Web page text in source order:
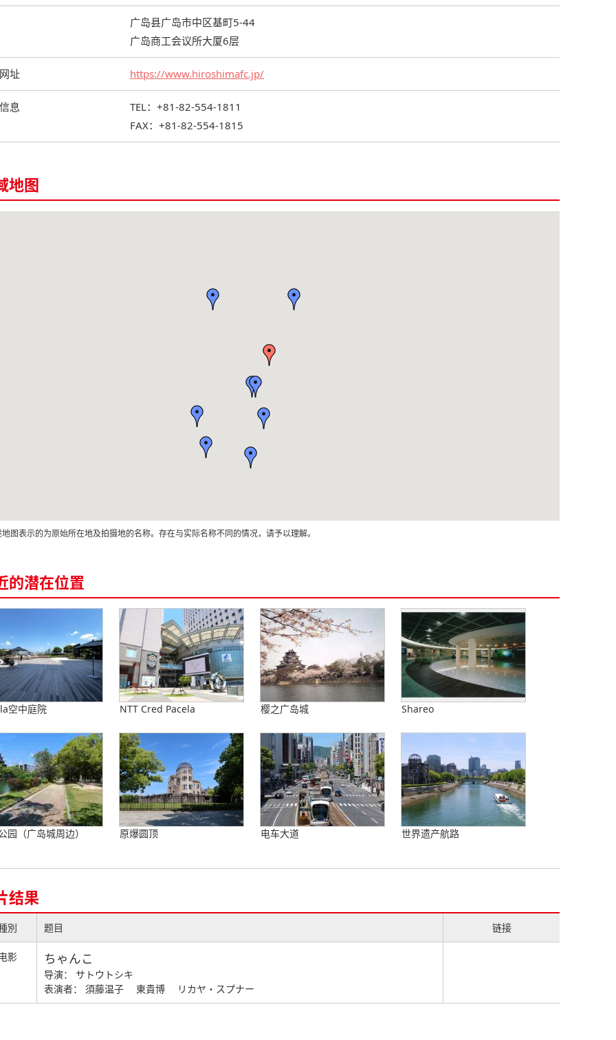
广岛县广岛市中区基町5-44
广岛商工会议所大厦6层
址 https://www.hiroshimafc.jp/
息
TEL：+81-82-554-1811
FAX：+81-82-554-1815
地图
图表示的为原始所在地及拍摄地的名称。存在与实际名称不同的情况，请予以理解。
的潜在位置
空中庭院 NTT Cred Pacela 樱之广岛城 Shareo
园（广岛城周边） 原爆圆顶 电车大道 世界遗产航路
结果
別 题目 链接
影 ちゃんこ
导演： サトウトシキ
表演者： 須藤温子 東貴博 リカヤ・スプナー